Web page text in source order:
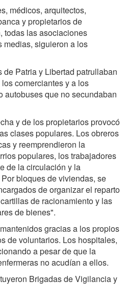
médicos, arquitectos,
y propietarios de
todas las asociaciones
medias, siguieron a los
de Patria y Libertad patrullaban
comerciantes y a los
autobuses que no secundaban
y de los propietarios provocó
clases populares. Los obreros
y reemprendieron la
populares, los trabajadores
de la circulación y la
bloques de viviendas, se
de organizar el reparto
de racionamiento y las
de bienes".
gracias a los propios
de voluntarios. Los hospitales,
a pesar de que la
no acudían a ellos.
Brigadas de Vigilancia y